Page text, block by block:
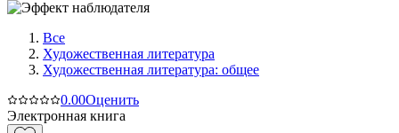
Все
Художественная литература
Художественная литература: общее
0.00Оценить
Электронная книга